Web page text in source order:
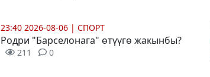
23:40 2026-08-06 | СПОРТ
Родри "Барселонага" өтүүгө жакынбы?
211 0